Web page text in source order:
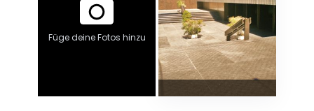
Füge deine Fotos hinzu